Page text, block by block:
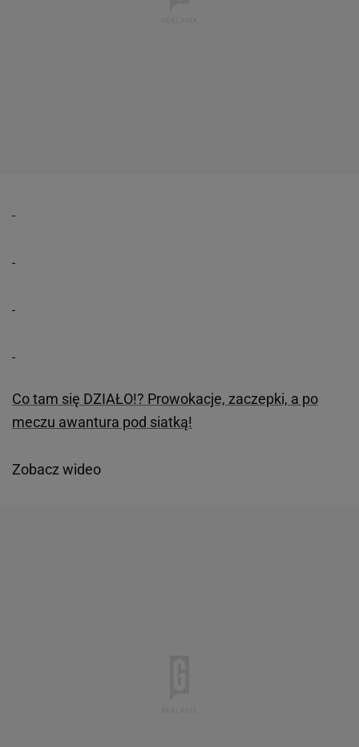
Co tam się DZIAŁO!? Prowokacje, zaczepki, a po
meczu awantura pod siatką!
Zobacz wideo